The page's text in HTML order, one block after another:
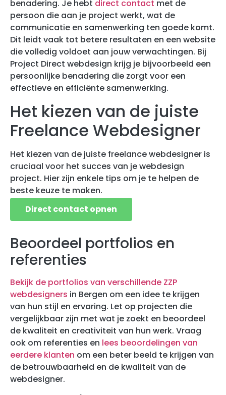
benadering. Je hebt direct contact met de
persoon die aan je project werkt, wat de
communicatie en samenwerking ten goede komt.
Dit leidt vaak tot betere resultaten en een website
die volledig voldoet aan jouw verwachtingen. Bij
Project Direct webdesign krijg je bijvoorbeeld een
persoonlijke benadering die zorgt voor een
effectieve en efficiënte samenwerking.
Het kiezen van de juiste
Freelance Webdesigner
Het kiezen van de juiste freelance webdesigner is
cruciaal voor het succes van je webdesign
project. Hier zijn enkele tips om je te helpen de
beste keuze te maken.
Direct contact opnen
Beoordeel portfolios en
referenties
Bekijk de portfolios van verschillende ZZP
webdesigners in Bergen om een idee te krijgen
van hun stijl en ervaring. Let op projecten die
vergelijkbaar zijn met wat je zoekt en beoordeel
de kwaliteit en creativiteit van hun werk. Vraag
ook om referenties en lees beoordelingen van
eerdere klanten om een beter beeld te krijgen van
de betrouwbaarheid en de kwaliteit van de
webdesigner.